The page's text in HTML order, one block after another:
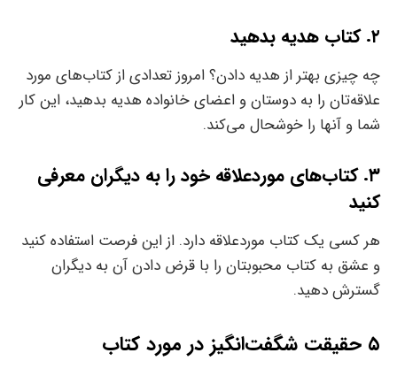
۲. کتاب هدیه بدهید
چه چیزی بهتر از هدیه دادن؟ امروز تعدادی از کتاب‌های مورد
علاقه‌‌تان را به دوستان و اعضای خانواده‌ هدیه بدهید، این کار
شما و آنها را خوشحال می‌کند.
۳. کتاب‌‌‌‌‌های موردعلاقه خود را به دیگران معرفی
کنید
هر کسی یک کتاب موردعلاقه دارد. از این فرصت استفاده کنید
و عشق به کتاب محبوبتان را با قرض دادن آن به دیگران
گسترش دهید.
۵ حقیقت شگفت‌انگیز در مورد کتاب